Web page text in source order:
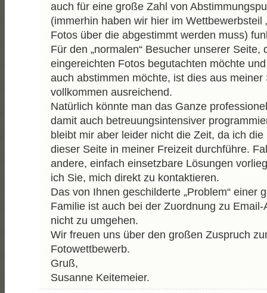
auch für eine große Zahl von
(immerhin haben wir hier im Wettbewerbsteil
Fotos über die abgestimmt werden muss)
Für den „normalen“ Besucher unserer Seite,
eingereichten Fotos begutachten möchte
auch abstimmen möchte, ist dies aus meiner
vollkommen ausreichend.
Natürlich könnte man das Ganze
damit auch betreuungsintensiver
bleibt mir aber leider nicht die Zeit, da ich die
dieser Seite in meiner Freizeit durchführe.
andere, einfach einsetzbare Lösungen
ich Sie, mich direkt zu kontaktieren.
Das von Ihnen geschilderte „Problem“ einer
Familie ist auch bei der Zuordnung zu Email-
nicht zu umgehen.
Wir freuen uns über den großen Zuspruch
Fotowettbewerb.
Gruß,
Susanne Keitemeier.